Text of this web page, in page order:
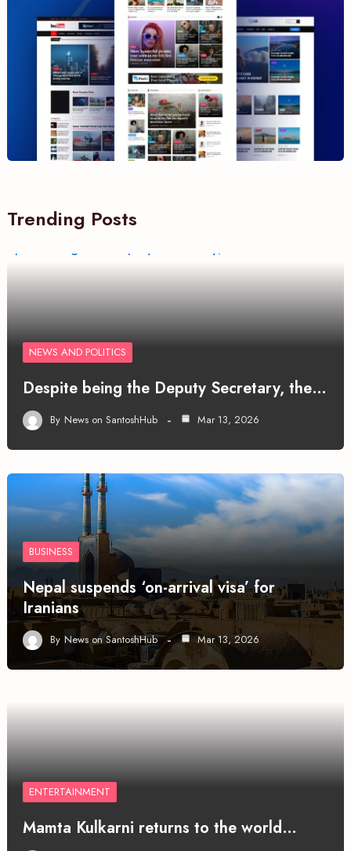
Trending Posts
NEWS AND POLITICS
Despite being the Deputy Secretary, the…
By News on SantoshHub Mar 13, 2026
BUSINESS
Nepal suspends ‘on-arrival visa’ for
Iranians
By News on SantoshHub Mar 13, 2026
ENTERTAINMENT
Mamta Kulkarni returns to the world…